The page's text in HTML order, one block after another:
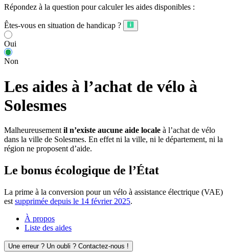
Répondez à la question pour calculer les aides disponibles :
Êtes-vous en situation de handicap ?
Oui
Non
Les aides à l’achat de vélo à
Solesmes
Malheureusement il n’existe aucune aide locale à l’achat de vélo
dans la ville de Solesmes. En effet ni la ville, ni le département, ni la
région ne proposent d’aide.
Le bonus écologique de l’État
La prime à la conversion pour un vélo à assistance électrique (VAE)
est supprimée depuis le 14 février 2025.
À propos
Liste des aides
Une erreur ? Un oubli ? Contactez-nous !